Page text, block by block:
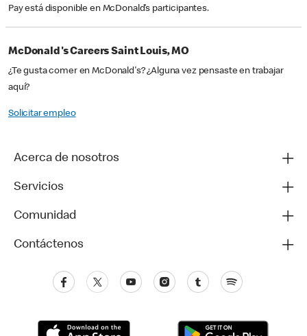
Pay está disponible en McDonald’s participantes.
McDonald's Careers Saint Louis, MO
¿Te gusta comer en McDonald's? ¿Alguna vez pensaste en trabajar
aquí?
Solicitar empleo
Acerca de nosotros
Servicios
Comunidad
Contáctenos